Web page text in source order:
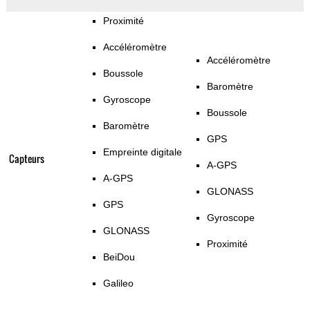
Capteurs
Proximité
Accéléromètre
Boussole
Gyroscope
Baromètre
Empreinte digitale
A-GPS
GPS
GLONASS
BeiDou
Galileo
Accéléromètre
Baromètre
Boussole
GPS
A-GPS
GLONASS
Gyroscope
Proximité